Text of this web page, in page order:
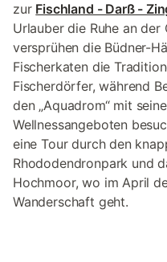
zur Fischland - Darß -
Urlauber die Ruhe an der
versprühen die Büdner-
Fischerkaten die
Fischerdörfer, während
den „Aquadrom“ mit
Wellnessangeboten
eine Tour durch den
Rhododendronpark und
Hochmoor, wo im April
Wanderschaft geht.